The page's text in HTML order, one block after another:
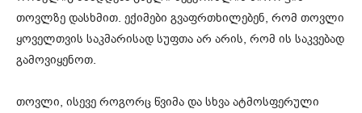
თოვლზე დასხმით. ექიმები გვაფრთხილებენ, რომ თოვლი
ყოველთვის საკმარისად სუფთა არ არის, რომ ის საკვებად
გამოვიყენოთ.
თოვლი, ისევე როგორც წვიმა და სხვა ატმოსფერული